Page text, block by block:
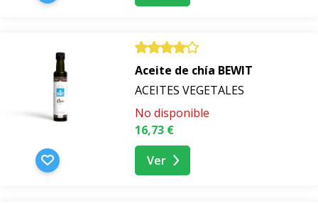
Aceite de chía BEWIT
ACEITES VEGETALES
No disponible
16,73 €
Ver